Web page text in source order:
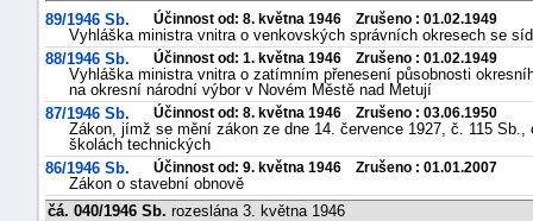
89/1946 Sb.
Účinnost od: 8. května 1946 Zrušeno : 01.02.1949
Vyhláška ministra vnitra o venkovských správních okresech se
88/1946 Sb.
Účinnost od: 1. května 1946 Zrušeno : 01.02.1949
Vyhláška ministra vnitra o zatímním přenesení působnosti
na okresní národní výbor v Novém Městě nad Metují
87/1946 Sb.
Účinnost od: 8. května 1946 Zrušeno : 03.06.1950
Zákon, jímž se mění zákon ze dne 14. července 1927, č. 115
školách technických
86/1946 Sb.
Účinnost od: 9. května 1946 Zrušeno : 01.01.2007
Zákon o stavební obnově
čá. 040/1946 Sb. rozeslána 3. května 1946